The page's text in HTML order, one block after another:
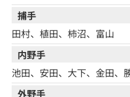
捕手
田村、植田、柿沼、富山
内野手
池田、安田、大下、金田、
外野手